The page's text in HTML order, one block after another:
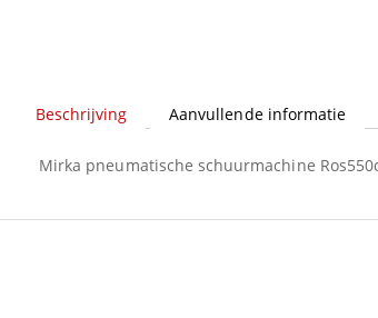
Beschrijving Aanvullende informatie
Mirka pneumatische schuurmachine